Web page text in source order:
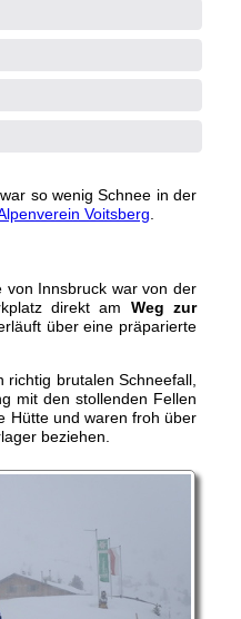
so wenig Schnee in der
Voitsberg
von Innsbruck war von der
direkt am Weg zur
über eine präparierte
brutalen Schneefall,
mit den stollenden Fellen
Hütte und waren froh über
beziehen.